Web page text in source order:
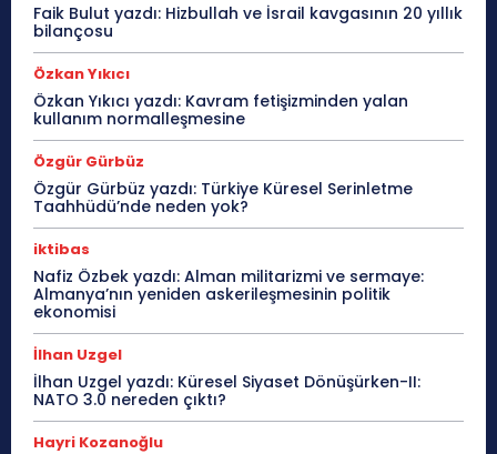
Faik Bulut yazdı: Hizbullah ve İsrail kavgasının 20 yıllık
bilançosu
Özkan Yıkıcı
Özkan Yıkıcı yazdı: Kavram fetişizminden yalan
kullanım normalleşmesine
Özgür Gürbüz
Özgür Gürbüz yazdı: Türkiye Küresel Serinletme
Taahhüdü’nde neden yok?
iktibas
Nafiz Özbek yazdı: Alman militarizmi ve sermaye:
Almanya’nın yeniden askerileşmesinin politik
ekonomisi
İlhan Uzgel
İlhan Uzgel yazdı: Küresel Siyaset Dönüşürken-II:
NATO 3.0 nereden çıktı?
Hayri Kozanoğlu